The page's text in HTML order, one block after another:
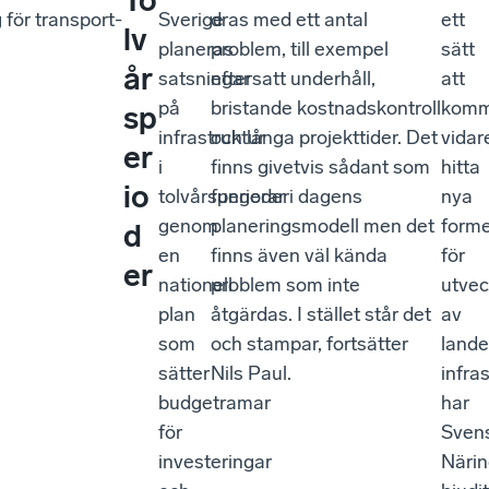
för transport-
lv
år
sp
er
io
d
er
Sverige
planeras
satsningar
på
infrastruktur
i
tolvårsperioder
genom
en
nationell
plan
som
sätter
budgetramar
för
investeringar
dras med ett antal
problem, till exempel
eftersatt underhåll,
bristande kostnadskontroll
och långa projekttider. Det
finns givetvis sådant som
fungerar i dagens
planeringsmodell men det
finns även väl kända
problem som inte
åtgärdas. I stället står det
och stampar, fortsätter
Nils Paul.
ett
sätt
att
hitta
nya
för
av
har